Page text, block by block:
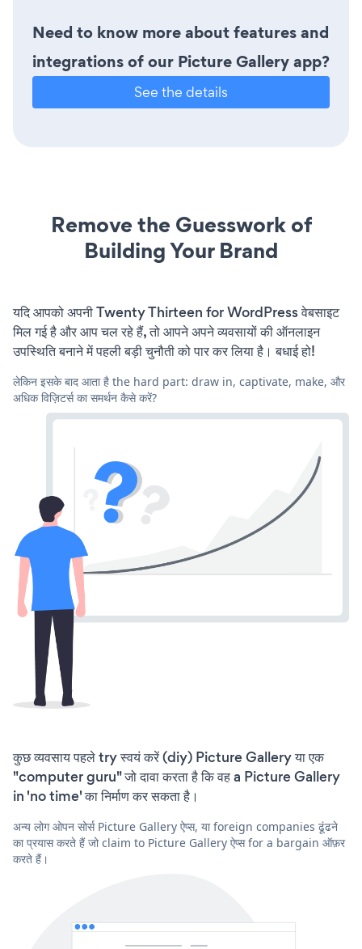
Need to know more about features and
integrations of our Picture Gallery app?
See the details
Remove the Guesswork of
Building Your Brand
यदि आपको अपनी Twenty Thirteen for WordPress वेबसाइट
मिल गई है और आप चल रहे हैं, तो आपने अपने व्यवसायों की ऑनलाइन
उपस्थिति बनाने में पहली बड़ी चुनौती को पार कर लिया है। बधाई हो!
लेकिन इसके बाद आता है the hard part: draw in, captivate, make, और
अधिक विज़िटर्स का समर्थन कैसे करें?
कुछ व्यवसाय पहले try स्वयं करें (diy) Picture Gallery या एक
"computer guru" जो दावा करता है कि वह a Picture Gallery
in 'no time' का निर्माण कर सकता है।
अन्य लोग ओपन सोर्स Picture Gallery ऐप्स, या foreign companies ढूंढने
का प्रयास करते हैं जो claim to Picture Gallery ऐप्स for a bargain ऑफ़र
करते हैं।